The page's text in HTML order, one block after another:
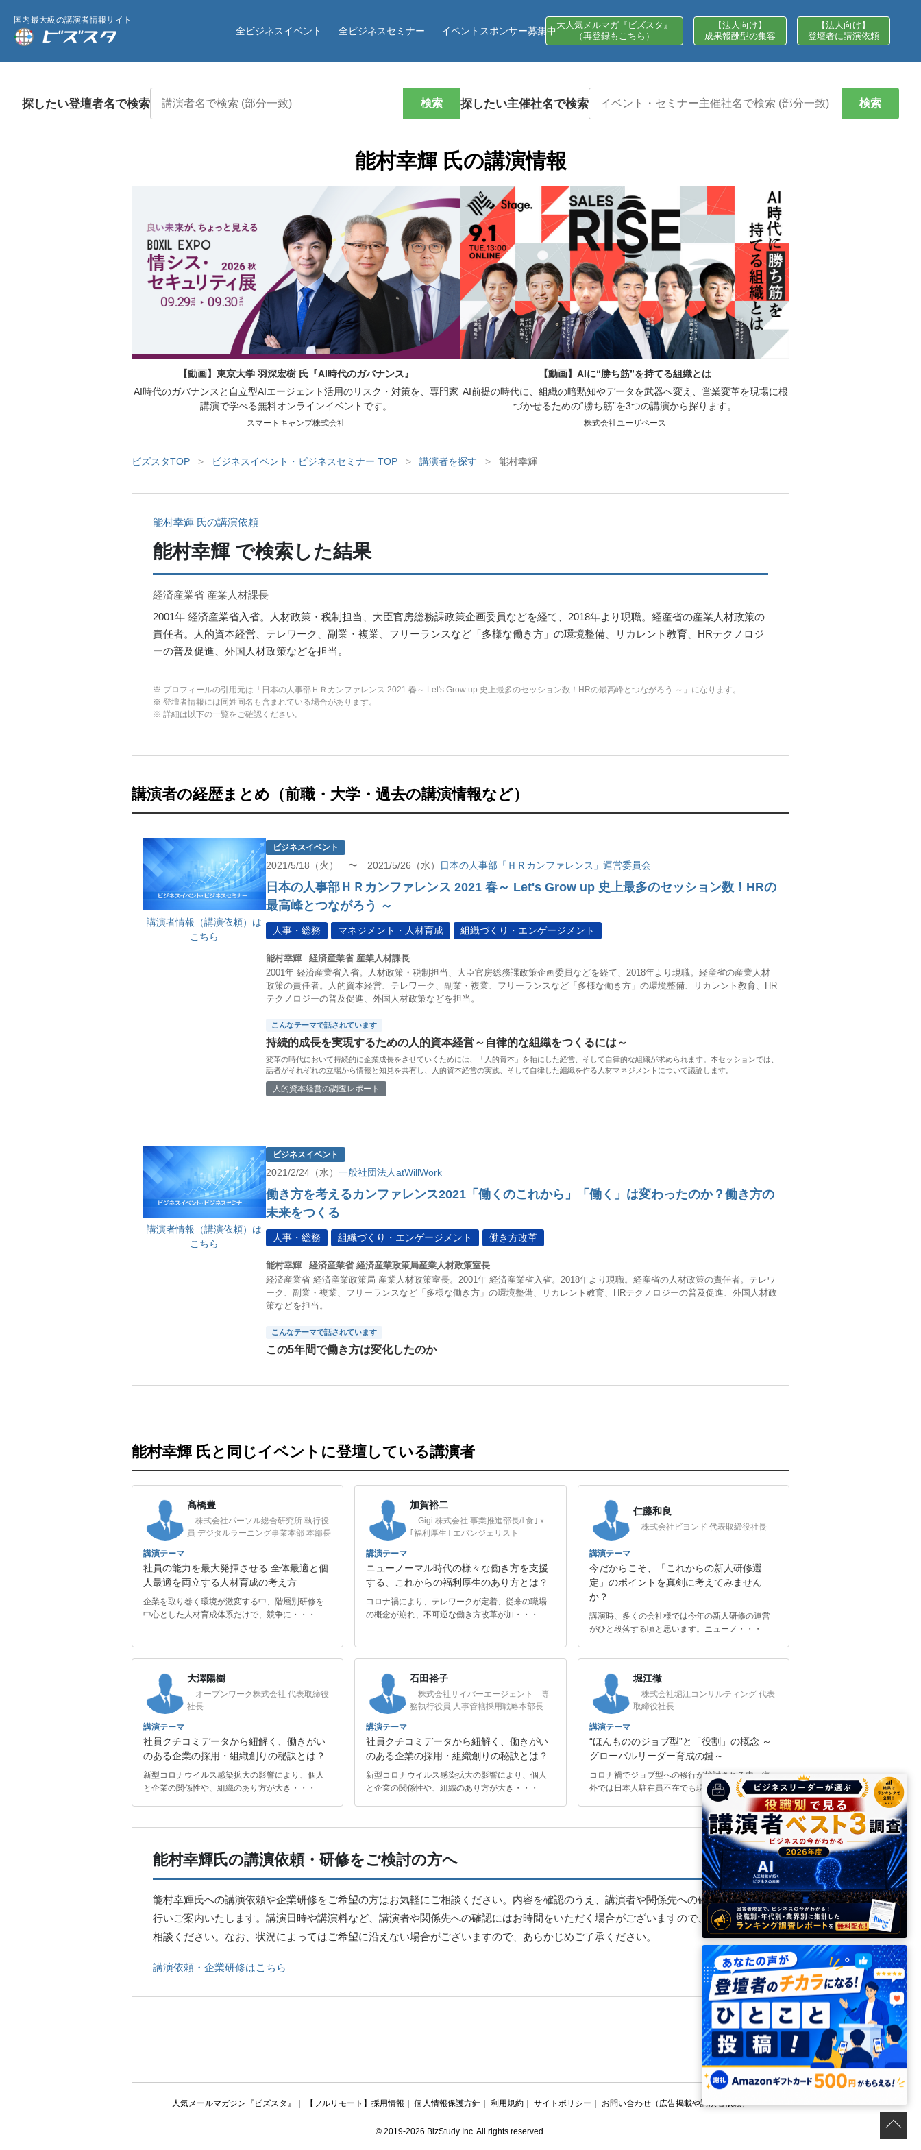
国内最大級の講演者情報サイト
全ビジネスイベント 全ビジネスセミナー イベントスポンサー募集中 大人気メルマガ『ビズスタ』
（再登録もこちら）
【法人向け】
成果報酬型の集客
【法人向け】
登壇者に講演依頼
探したい登壇者名で検索 検索 探したい主催社名で検索 検索
能村幸輝 氏の講演情報
【動画】東京大学 羽深宏樹 氏『AI時代のガバナンス』
AI時代のガバナンスと自立型AIエージェント活用のリスク・対策を、専門家
講演で学べる無料オンラインイベントです。
スマートキャンプ株式会社
【動画】AIに“勝ち筋”を持てる組織とは
AI前提の時代に、組織の暗黙知やデータを武器へ変え、営業変革を現場に根
づかせるための“勝ち筋”を3つの講演から探ります。
株式会社ユーザベース
ビズスタTOP > ビジネスイベント・ビジネスセミナー TOP > 講演者を探す > 能村幸輝
能村幸輝 氏の講演依頼
能村幸輝 で検索した結果
経済産業省 産業人材課長
2001年 経済産業省入省。人材政策・税制担当、大臣官房総務課政策企画委員などを経て、2018年より現職。経産省の産業人材政策の
責任者。人的資本経営、テレワーク、副業・複業、フリーランスなど「多様な働き方」の環境整備、リカレント教育、HRテクノロジ
ーの普及促進、外国人材政策などを担当。
※ プロフィールの引用元は「日本の人事部ＨＲカンファレンス 2021 春～ Let's Grow up 史上最多のセッション数！HRの最高峰とつながろう ～」になります。
※ 登壇者情報には同姓同名も含まれている場合があります。
※ 詳細は以下の一覧をご確認ください。
講演者の経歴まとめ（前職・大学・過去の講演情報など）
講演者情報（講演依頼）は
こちら
ビジネスイベント
2021/5/18（火） 〜 2021/5/26（水） 日本の人事部「ＨＲカンファレンス」運営委員会
日本の人事部ＨＲカンファレンス 2021 春～ Let's Grow up 史上最多のセッション数！HRの
最高峰とつながろう ～
人事・総務 マネジメント・人材育成 組織づくり・エンゲージメント
能村幸輝
経済産業省 産業人材課長
2001年 経済産業省入省。人材政策・税制担当、大臣官房総務課政策企画委員などを経て、2018年より現職。経産省の産業人材
政策の責任者。人的資本経営、テレワーク、副業・複業、フリーランスなど「多様な働き方」の環境整備、リカレント教育、HR
テクノロジーの普及促進、外国人材政策などを担当。
こんなテーマで話されています
持続的成長を実現するための人的資本経営～自律的な組織をつくるには～
変革の時代において持続的に企業成長をさせていくためには、「人的資本」を軸にした経営、そして自律的な組織が求められます。本セッションでは、
話者がそれぞれの立場から情報と知見を共有し、人的資本経営の実践、そして自律した組織を作る人材マネジメントについて議論します。
人的資本経営の調査レポート
講演者情報（講演依頼）は
こちら
ビジネスイベント
2021/2/24（水） 一般社団法人atWillWork
働き方を考えるカンファレンス2021「働くのこれから」「働く」は変わったのか？働き方の
未来をつくる
人事・総務 組織づくり・エンゲージメント 働き方改革
能村幸輝
経済産業省 経済産業政策局産業人材政策室長
経済産業省 経済産業政策局 産業人材政策室長。2001年 経済産業省入省。2018年より現職。経産省の人材政策の責任者。テレワ
ーク、副業・複業、フリーランスなど「多様な働き方」の環境整備、リカレント教育、HRテクノロジーの普及促進、外国人材政
策などを担当。
こんなテーマで話されています
この5年間で働き方は変化したのか
能村幸輝 氏と同じイベントに登壇している講演者
髙橋豊
株式会社パーソル総合研究所 執行役
員 デジタルラーニング事業本部 本部長
講演テーマ
社員の能力を最大発揮させる 全体最適と個
人最適を両立する人材育成の考え方
企業を取り巻く環境が激変する中、階層別研修を
中心とした人材育成体系だけで、競争に・・・
加賀裕二
Gigi 株式会社 事業推進部長/｢食｣ｘ
｢福利厚生｣ エバンジェリスト
講演テーマ
ニューノーマル時代の様々な働き方を支援
する、これからの福利厚生のあり方とは？
コロナ禍により、テレワークが定着、従来の職場
の概念が崩れ、不可逆な働き方改革が加・・・
仁藤和良
株式会社ビヨンド 代表取締役社長
講演テーマ
今だからこそ、「これからの新人研修選
定」のポイントを真剣に考えてみません
か？
講演時、多くの会社様では今年の新人研修の運営
がひと段落する頃と思います。ニューノ・・・
大澤陽樹
オープンワーク株式会社 代表取締役
社長
講演テーマ
社員クチコミデータから紐解く、働きがい
のある企業の採用・組織創りの秘訣とは？
新型コロナウイルス感染拡大の影響により、個人
と企業の関係性や、組織のあり方が大き・・・
石田裕子
株式会社サイバーエージェント 専
務執行役員 人事管轄採用戦略本部長
講演テーマ
社員クチコミデータから紐解く、働きがい
のある企業の採用・組織創りの秘訣とは？
新型コロナウイルス感染拡大の影響により、個人
と企業の関係性や、組織のあり方が大き・・・
堀江徹
株式会社堀江コンサルティング 代表
取締役社長
講演テーマ
“ほんもののジョブ型”と「役割」の概念 ～
グローバルリーダー育成の鍵～
コロナ禍でジョブ型への移行が検討される中、海
外では日本人駐在員不在でも現地のビジ・・・
能村幸輝氏の講演依頼・研修をご検討の方へ
能村幸輝氏への講演依頼や企業研修をご希望の方はお気軽にご相談ください。内容を確認のうえ、講演者や関係先への確認・調整を
行いご案内いたします。講演日時や講演料など、講演者や関係先への確認にはお時間をいただく場合がございますので、お早めにご
相談ください。なお、状況によってはご希望に沿えない場合がございますので、あらかじめご了承ください。
講演依頼・企業研修はこちら
人気メールマガジン『ビズスタ』 【フルリモート】採用情報 ｜個人情報保護方針｜ 利用規約｜ サイトポリシー お問い合わせ（広告掲載や講演者依頼）
© 2019-2026 BizStudy Inc. All rights reserved.